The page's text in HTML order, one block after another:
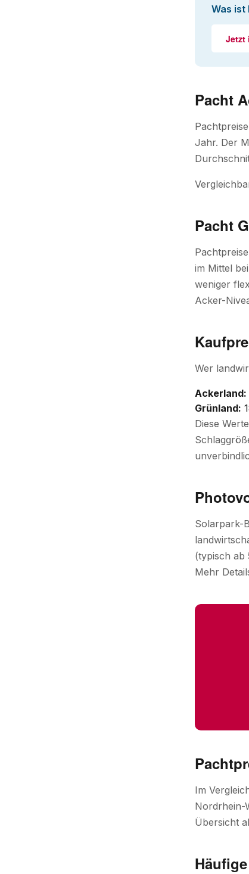
Was ist
Jetzt
Pacht
Jahr. Der
Pacht
im Mittel
weniger
Acker-
Wer
Ackerland:
Grünland:
Diese
Solarpark-
(typisch ab
Mehr
Im
Nordrhein-
Übersicht